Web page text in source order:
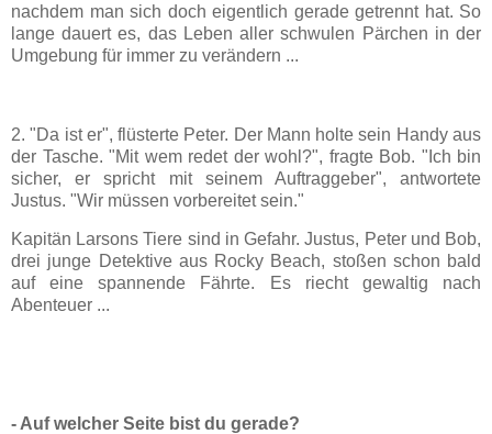
nachdem man sich doch eigentlich gerade getrennt hat. So
lange dauert es, das Leben aller schwulen Pärchen in der
Umgebung für immer zu verändern ...
2. "Da ist er", flüsterte Peter. Der Mann holte sein Handy aus
der Tasche. "Mit wem redet der wohl?", fragte Bob. "Ich bin
sicher, er spricht mit seinem Auftraggeber", antwortete
Justus. "Wir müssen vorbereitet sein."
Kapitän Larsons Tiere sind in Gefahr. Justus, Peter und Bob,
drei junge Detektive aus Rocky Beach, stoßen schon bald
auf eine spannende Fährte. Es riecht gewaltig nach
Abenteuer ...
- Auf welcher Seite bist du gerade?